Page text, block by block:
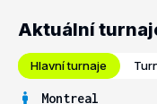
Aktuální
Hlavní turnaje
Montreal